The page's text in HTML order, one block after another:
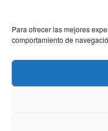
Para ofrecer las mejores
comportamiento de